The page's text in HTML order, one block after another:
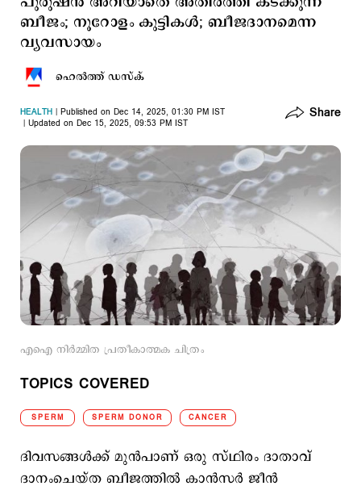
ബീജം; നൂറോളം കുട്ടികള്‍; ബീജദാനമെന്ന
വ്യവസായം
ഹെല്‍ത്ത് ഡസ്ക്
HEALTH
Published on Dec 14, 2025, 01:30 PM IST
Updated on Dec 15, 2025, 09:53 PM IST
Share
എഐ നിര്‍മ്മിത പ്രതീകാത്മക ചിത്രം
TOPICS COVERED
SPERM SPERM DONOR CANCER
ദിവസങ്ങള്‍ക്ക് മുന്‍പാണ് ഒരു സ്ഥിരം ദാതാവ്
ദാനംചെയ്ത ബീജത്തില്‍ കാന്‍സര്‍ ജീന്‍